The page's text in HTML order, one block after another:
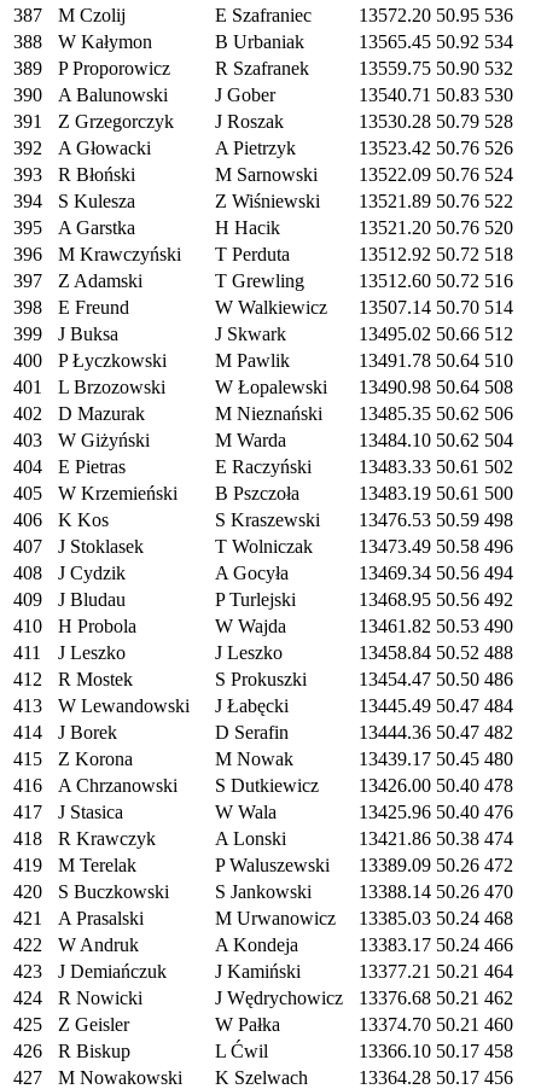
387
M Czolij E Szafraniec 13572.20 50.95 536
388
W Kałymon B Urbaniak 13565.45 50.92 534
389
P Proporowicz R Szafranek 13559.75 50.90 532
390
A Balunowski J Gober 13540.71 50.83 530
391
Z Grzegorczyk J Roszak 13530.28 50.79 528
392
A Głowacki A Pietrzyk 13523.42 50.76 526
393
R Błoński M Sarnowski 13522.09 50.76 524
394
S Kulesza Z Wiśniewski 13521.89 50.76 522
395
A Garstka H Hacik 13521.20 50.76 520
396
M Krawczyński T Perduta 13512.92 50.72 518
397
Z Adamski T Grewling 13512.60 50.72 516
398
E Freund W Walkiewicz 13507.14 50.70 514
399
J Buksa J Skwark 13495.02 50.66 512
400
P Łyczkowski M Pawlik 13491.78 50.64 510
401
L Brzozowski W Łopalewski 13490.98 50.64 508
402
D Mazurak M Nieznański 13485.35 50.62 506
403
W Giżyński M Warda 13484.10 50.62 504
404
E Pietras E Raczyński 13483.33 50.61 502
405
W Krzemieński B Pszczoła 13483.19 50.61 500
406
K Kos S Kraszewski 13476.53 50.59 498
407
J Stoklasek T Wolniczak 13473.49 50.58 496
408
J Cydzik A Gocyła 13469.34 50.56 494
409
J Bludau P Turlejski 13468.95 50.56 492
410
H Probola W Wajda 13461.82 50.53 490
411
J Leszko J Leszko 13458.84 50.52 488
412
R Mostek S Prokuszki 13454.47 50.50 486
413
W Lewandowski J Łabęcki 13445.49 50.47 484
414
J Borek D Serafin 13444.36 50.47 482
415
Z Korona M Nowak 13439.17 50.45 480
416
A Chrzanowski S Dutkiewicz 13426.00 50.40 478
417
J Stasica W Wala 13425.96 50.40 476
418
R Krawczyk A Lonski 13421.86 50.38 474
419
M Terelak P Waluszewski 13389.09 50.26 472
420
S Buczkowski S Jankowski 13388.14 50.26 470
421
A Prasalski M Urwanowicz 13385.03 50.24 468
422
W Andruk A Kondeja 13383.17 50.24 466
423
J Demiańczuk J Kamiński 13377.21 50.21 464
424
R Nowicki J Wędrychowicz 13376.68 50.21 462
425
Z Geisler W Pałka 13374.70 50.21 460
426
R Biskup L Ćwil 13366.10 50.17 458
427
M Nowakowski K Szelwach 13364.28 50.17 456